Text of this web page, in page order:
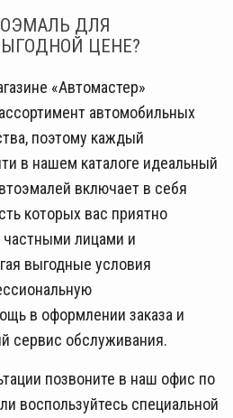
ДЛЯ
ЦЕНЕ?
«Автомастер»
автомобильных
поэтому каждый
в нашем каталоге идеальный
включает в себя
которых вас приятно
лицами и
выгодные условия
в оформлении заказа и
сервис обслуживания.
позвоните в наш офис по
воспользуйтесь специальной